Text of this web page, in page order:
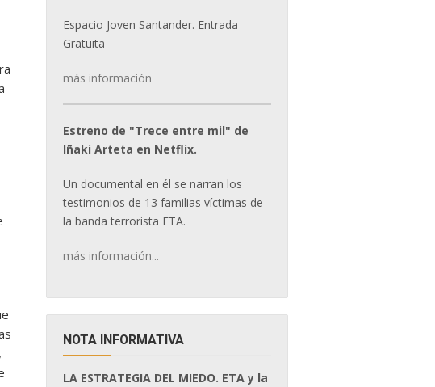
Espacio Joven Santander. Entrada
Gratuita
más información
Estreno de "Trece entre mil" de
Iñaki Arteta en Netflix.
Un documental en él se narran los
testimonios de 13 familias víctimas de
la banda terrorista ETA.
más información...
NOTA INFORMATIVA
LA ESTRATEGIA DEL MIEDO. ETA y la